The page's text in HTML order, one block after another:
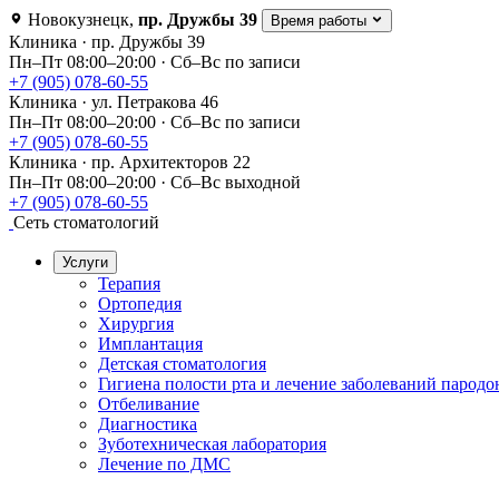
Новокузнецк, пр. Дружбы 39 Время работы
Клиника · пр. Дружбы 39
Пн–Пт 08:00–20:00 · Сб–Вс по записи
+7 (905) 078-60-55
Клиника · ул. Петракова 46
Пн–Пт 08:00–20:00 · Сб–Вс по записи
+7 (905) 078-60-55
Клиника · пр. Архитекторов 22
Пн–Пт 08:00–20:00 · Сб–Вс выходной
+7 (905) 078-60-55
Сеть стоматологий
Услуги
Терапия
Ортопедия
Хирургия
Имплантация
Детская стоматология
Гигиена полости рта и лечение заболеваний
Отбеливание
Диагностика
Зуботехническая лаборатория
Лечение по ДМС